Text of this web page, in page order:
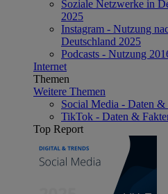
Soziale Netzwerke in
2025
Instagram - Nutzung
Deutschland 2025
Podcasts - Nutzung
Internet
Themen
Weitere Themen
Social Media - Daten &
TikTok - Daten &
Top Report